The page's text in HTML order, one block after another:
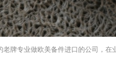
老牌专业做欧美备件进口的公司，